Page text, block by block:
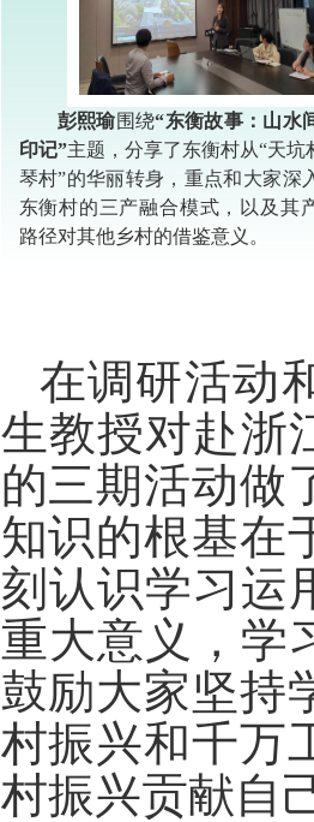
彭熙瑜围绕“东衡故事：山水
印记”主题，分享了东衡村从“天坑
琴村”的华丽转身，重点和大家深
东衡村的三产融合模式，以及其
路径对其他乡村的借鉴意义。
在调研活动
生教授对赴浙
的三期活动做
知识的根基在
刻认识学习运
重大意义，学
鼓励大家坚持
村振兴和千万
村振兴贡献自